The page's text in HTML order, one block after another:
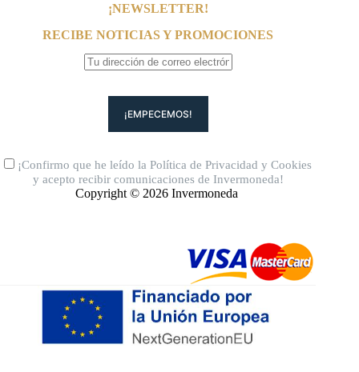
¡NEWSLETTER!
RECIBE NOTICIAS Y PROMOCIONES
¡Confirmo que he leído laPolítica de Privacidad yCookies
y acepto recibir comunicaciones de Invermoneda!
Copyright © 2026 Invermoneda